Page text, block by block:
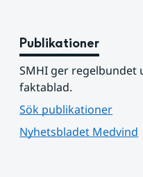
Publikationer
SMHI ger
faktablad.
Sök publikationer
Nyhetsbladet Medvind